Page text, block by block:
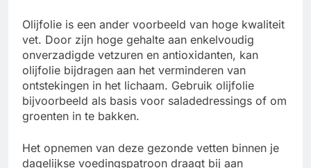
Olijfolie is een ander voorbeeld van hoge kwaliteit
vet. Door zijn hoge gehalte aan enkelvoudig
onverzadigde vetzuren en antioxidanten, kan
olijfolie bijdragen aan het verminderen van
ontstekingen in het lichaam. Gebruik olijfolie
bijvoorbeeld als basis voor saladedressings of om
groenten in te bakken.
Het opnemen van deze gezonde vetten binnen je
dagelijkse voedingspatroon draagt bij aan